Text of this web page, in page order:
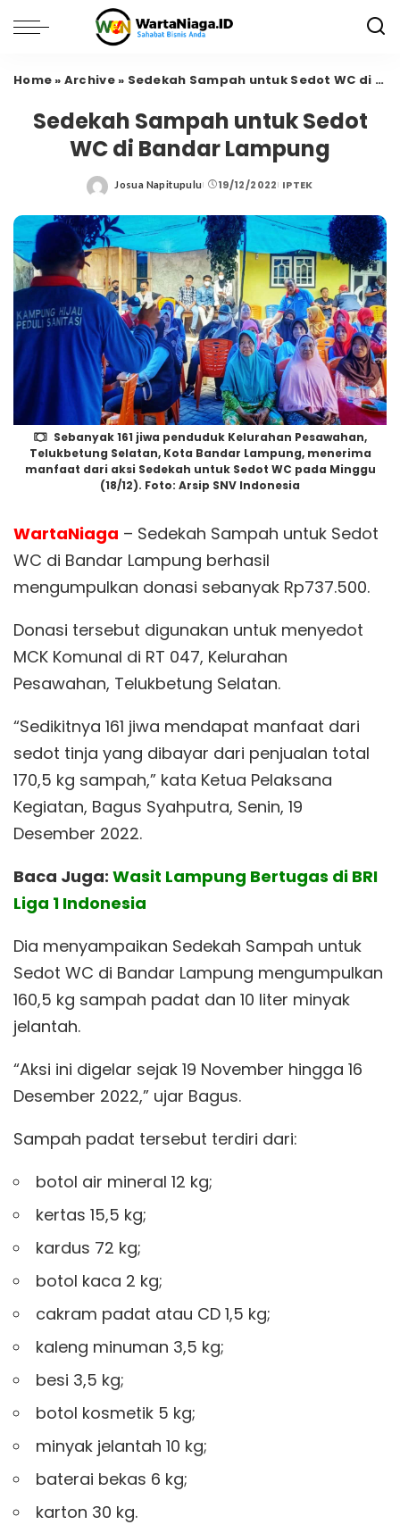
Home » Archive» Sedekah Sampah untuk Sedot WC di Bandar Lampung
Sedekah Sampah untuk Sedot
WC di Bandar Lampung
Posted
Josua Napitupulu 19/12/2022 IPTEK
Sebanyak 161 jiwa penduduk Kelurahan Pesawahan,
Telukbetung Selatan, Kota Bandar Lampung, menerima
manfaat dari aksi Sedekah untuk Sedot WC pada Minggu
(18/12). Foto: Arsip SNV Indonesia
WartaNiaga – Sedekah Sampah untuk Sedot
WC di Bandar Lampung berhasil
mengumpulkan donasi sebanyak Rp737.500.
Donasi tersebut digunakan untuk menyedot
MCK Komunal di RT 047, Kelurahan
Pesawahan, Telukbetung Selatan.
“Sedikitnya 161 jiwa mendapat manfaat dari
sedot tinja yang dibayar dari penjualan total
170,5 kg sampah,” kata Ketua Pelaksana
Kegiatan, Bagus Syahputra, Senin, 19
Desember 2022.
Baca Juga: Wasit Lampung Bertugas di BRI
Liga 1 Indonesia
Dia menyampaikan Sedekah Sampah untuk
Sedot WC di Bandar Lampung mengumpulkan
160,5 kg sampah padat dan 10 liter minyak
jelantah.
“Aksi ini digelar sejak 19 November hingga 16
Desember 2022,” ujar Bagus.
Sampah padat tersebut terdiri dari:
botol air mineral 12 kg;
kertas 15,5 kg;
kardus 72 kg;
botol kaca 2 kg;
cakram padat atau CD 1,5 kg;
kaleng minuman 3,5 kg;
besi 3,5 kg;
botol kosmetik 5 kg;
minyak jelantah 10 kg;
baterai bekas 6 kg;
karton 30 kg.